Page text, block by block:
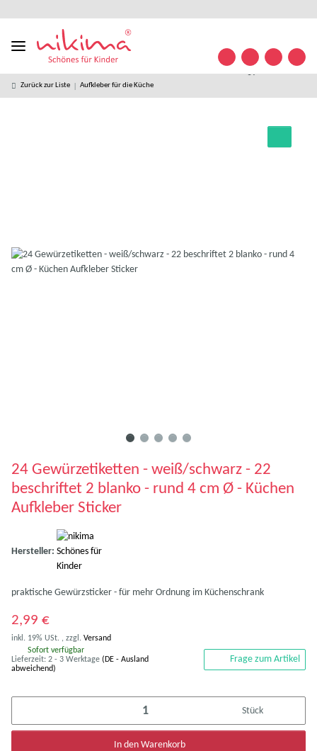
in
Versand ab
49 € *
kostenlose
63 32
09
Zurück zur Liste Aufkleber für die Küche
24 Gewürzetiketten - weiß/schwarz - 22
beschriftet 2 blanko - rund 4 cm Ø - Küchen
Aufkleber Sticker
Hersteller:
praktische Gewürzsticker - für mehr Ordnung im Küchenschrank
2,99 €
inkl. 19% USt. , zzgl. Versand
Sofort verfügbar
Lieferzeit: 2 - 3 Werktage (DE - Ausland
abweichend)
Frage zum Artikel
Stück
In den Warenkorb